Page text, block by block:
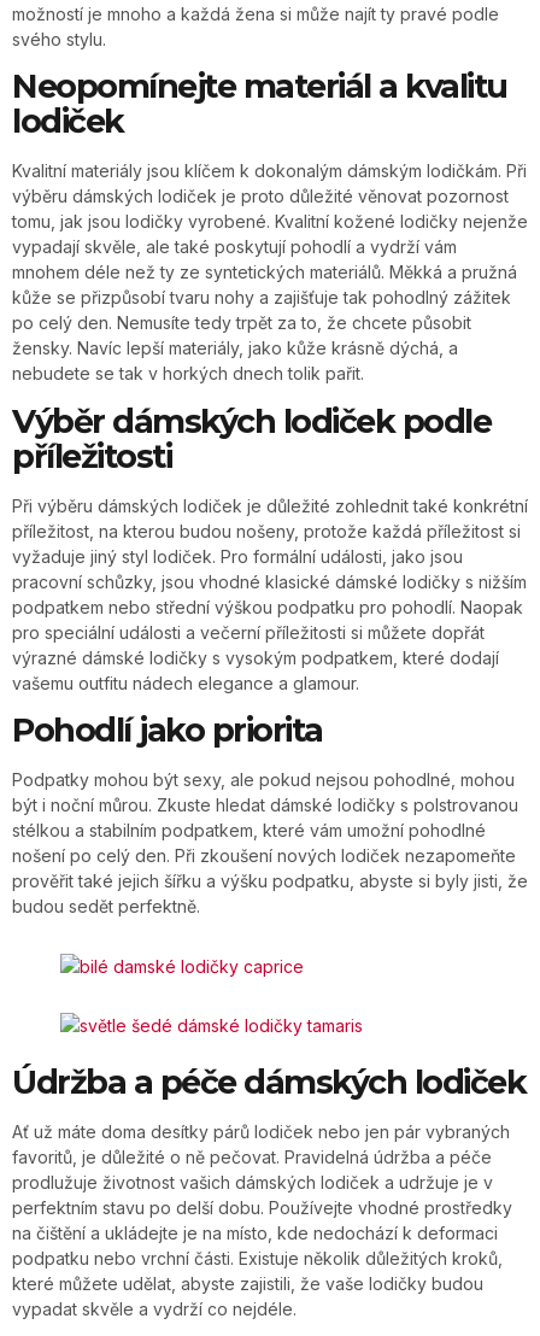
možností je mnoho a každá žena si může najít ty pravé podle
svého stylu.
Neopomínejte materiál a kvalitu
lodiček
Kvalitní materiály jsou klíčem k dokonalým dámským lodičkám. Při
výběru dámských lodiček je proto důležité věnovat pozornost
tomu, jak jsou lodičky vyrobené. Kvalitní kožené lodičky nejenže
vypadají skvěle, ale také poskytují pohodlí a vydrží vám
mnohem déle než ty ze syntetických materiálů. Měkká a pružná
kůže se přizpůsobí tvaru nohy a zajišťuje tak pohodlný zážitek
po celý den. Nemusíte tedy trpět za to, že chcete působit
žensky. Navíc lepší materiály, jako kůže krásně dýchá, a
nebudete se tak v horkých dnech tolik pařit.
Výběr dámských lodiček podle
příležitosti
Při výběru dámských lodiček je důležité zohlednit také konkrétní
příležitost, na kterou budou nošeny, protože každá příležitost si
vyžaduje jiný styl lodiček. Pro formální události, jako jsou
pracovní schůzky, jsou vhodné klasické dámské lodičky s nižším
podpatkem nebo střední výškou podpatku pro pohodlí. Naopak
pro speciální události a večerní příležitosti si můžete dopřát
výrazné dámské lodičky s vysokým podpatkem, které dodají
vašemu outfitu nádech elegance a glamour.
Pohodlí jako priorita
Podpatky mohou být sexy, ale pokud nejsou pohodlné, mohou
být i noční můrou. Zkuste hledat dámské lodičky s polstrovanou
stélkou a stabilním podpatkem, které vám umožní pohodlné
nošení po celý den. Při zkoušení nových lodiček nezapomeňte
prověřit také jejich šířku a výšku podpatku, abyste si byly jisti, že
budou sedět perfektně.
Údržba a péče dámských lodiček
Ať už máte doma desítky párů lodiček nebo jen pár vybraných
favoritů, je důležité o ně pečovat. Pravidelná údržba a péče
prodlužuje životnost vašich dámských lodiček a udržuje je v
perfektním stavu po delší dobu. Používejte vhodné prostředky
na čištění a ukládejte je na místo, kde nedochází k deformaci
podpatku nebo vrchní části. Existuje několik důležitých kroků,
které můžete udělat, abyste zajistili, že vaše lodičky budou
vypadat skvěle a vydrží co nejdéle.